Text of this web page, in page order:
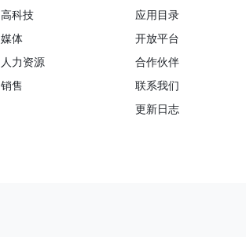
高科技
媒体
人力资源
销售
应用目录
开放平台
合作伙伴
联系我们
更新日志